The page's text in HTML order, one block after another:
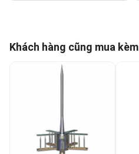
Khách hàng cũng mua kèm